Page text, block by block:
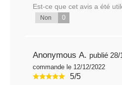
Est-ce que cet avis a été
Non 0
Anonymous A.
commande le 12/12/2022
5/5